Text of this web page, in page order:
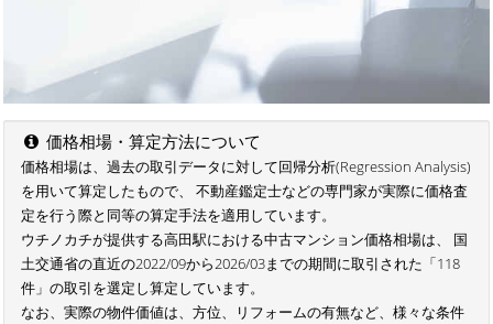
価格相場・算定方法について
価格相場は、過去の取引データに対して回帰分析(Regression Analysis)
を用いて算定したもので、 不動産鑑定士などの専門家が実際に価格査
定を行う際と同等の算定手法を適用しています。
ウチノカチが提供する高田駅における中古マンション価格相場は、 国
土交通省の直近の2022/09から2026/03までの期間に取引された「118
件」の取引を選定し算定しています。
なお、実際の物件価値は、方位、リフォームの有無など、様々な条件